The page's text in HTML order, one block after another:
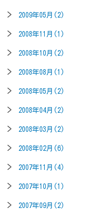
2009年05月(2)
2008年11月(1)
2008年10月(2)
2008年08月(1)
2008年05月(2)
2008年04月(2)
2008年03月(2)
2008年02月(6)
2007年11月(4)
2007年10月(1)
2007年09月(2)